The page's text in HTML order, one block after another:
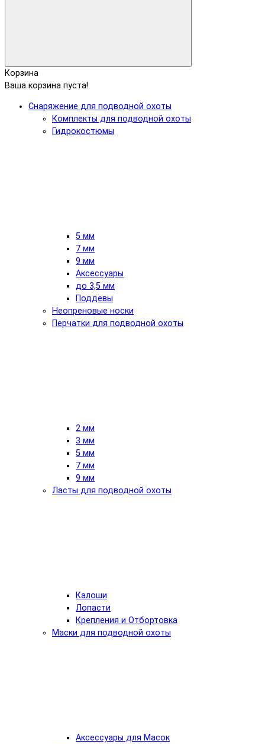
Корзина
Ваша корзина пуста!
Снаряжение для подводной охоты
Комплекты для подводной охоты
Гидрокостюмы
5 мм
7 мм
9 мм
Аксессуары
до 3,5 мм
Поддевы
Неопреновые носки
Перчатки для подводной охоты
2 мм
3 мм
5 мм
7 мм
9 мм
Ласты для подводной охоты
Калоши
Лопасти
Крепления и Отбортовка
Маски для подводной охоты
Аксессуары для Масок